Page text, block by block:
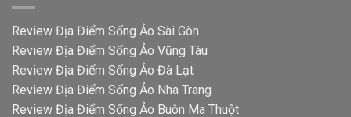
Review Địa Điểm Sống Ảo Sài Gòn
Review Địa Điểm Sống Ảo Vũng Tàu
Review Địa Điểm Sống Ảo Đà Lạt
Review Địa Điểm Sống Ảo Nha Trang
Review Địa Điểm Sống Ảo Buôn Ma Thuột